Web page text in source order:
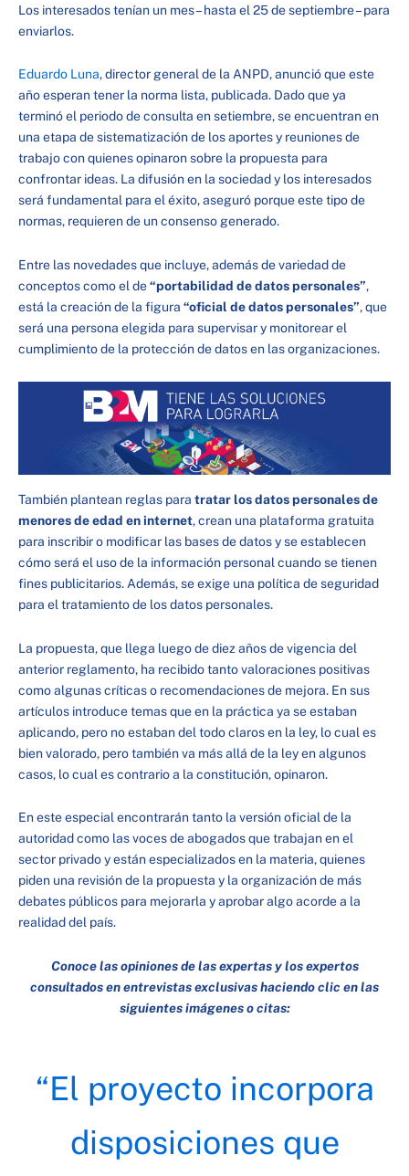
Los interesados tenían un mes – hasta el 25 de septiembre – para
enviarlos.
Eduardo Luna, director general de la ANPD, anunció que este
año esperan tener la norma lista, publicada. Dado que ya
terminó el periodo de consulta en setiembre, se encuentran en
una etapa de sistematización de los aportes y reuniones de
trabajo con quienes opinaron sobre la propuesta para
confrontar ideas. La difusión en la sociedad y los interesados
será fundamental para el éxito, aseguró porque este tipo de
normas, requieren de un consenso generado.
Entre las novedades que incluye, además de variedad de
conceptos como el de“portabilidad de datos personales”,
está la creación de la figura “oficial de datos personales”, que
será una persona elegida para supervisar y monitorear el
cumplimiento de la protección de datos en las organizaciones.
También plantean reglas para tratar los datos personales de
menores de edad en internet, crean una plataforma gratuita
para inscribir o modificar las bases de datos y se establecen
cómo será el uso de la información personal cuando se tienen
fines publicitarios. Además, se exige una política de seguridad
para el tratamiento de los datos personales.
La propuesta, que llega luego de diez años de vigencia del
anterior reglamento, ha recibido tanto valoraciones positivas
como algunas críticas o recomendaciones de mejora. En sus
artículos introduce temas que en la práctica ya se estaban
aplicando, pero no estaban del todo claros en la ley, lo cual es
bien valorado, pero también va más allá de la ley en algunos
casos, lo cual es contrario a la constitución, opinaron.
En este especial encontrarán tanto la versión oficial de la
autoridad como las voces de abogados que trabajan en el
sector privado y están especializados en la materia, quienes
piden una revisión de la propuesta y la organización de más
debates públicos para mejorarla y aprobar algo acorde a la
realidad del país.
Conoce las opiniones de las expertas y los expertos
consultados en entrevistas exclusivas haciendo clic en las
siguientes imágenes o citas:
“El proyecto incorpora
disposiciones que